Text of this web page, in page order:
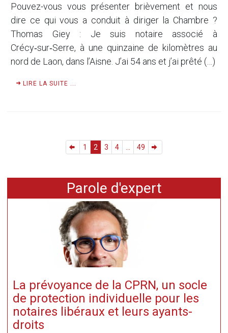
Pouvez-vous vous présenter brièvement et nous
dire ce qui vous a conduit à diriger la Chambre ?
Thomas Giey : Je suis notaire associé à
Crécy‑sur‑Serre, à une quinzaine de kilomètres au
nord de Laon, dans l’Aisne. J’ai 54 ans et j’ai prêté (…)
LIRE LA SUITE ...
1 2 3 4 49
Parole d'expert
La prévoyance de la CPRN, un socle
de protection individuelle pour les
notaires libéraux et leurs ayants-
droits